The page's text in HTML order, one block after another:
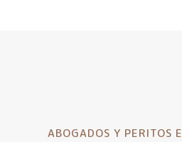
ABOGADOS Y PERITOS